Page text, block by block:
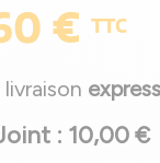
€ TTC
livraison express
: 10,00 €